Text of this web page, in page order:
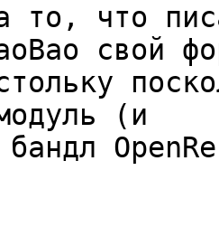
то, что
свой
(и
бандл